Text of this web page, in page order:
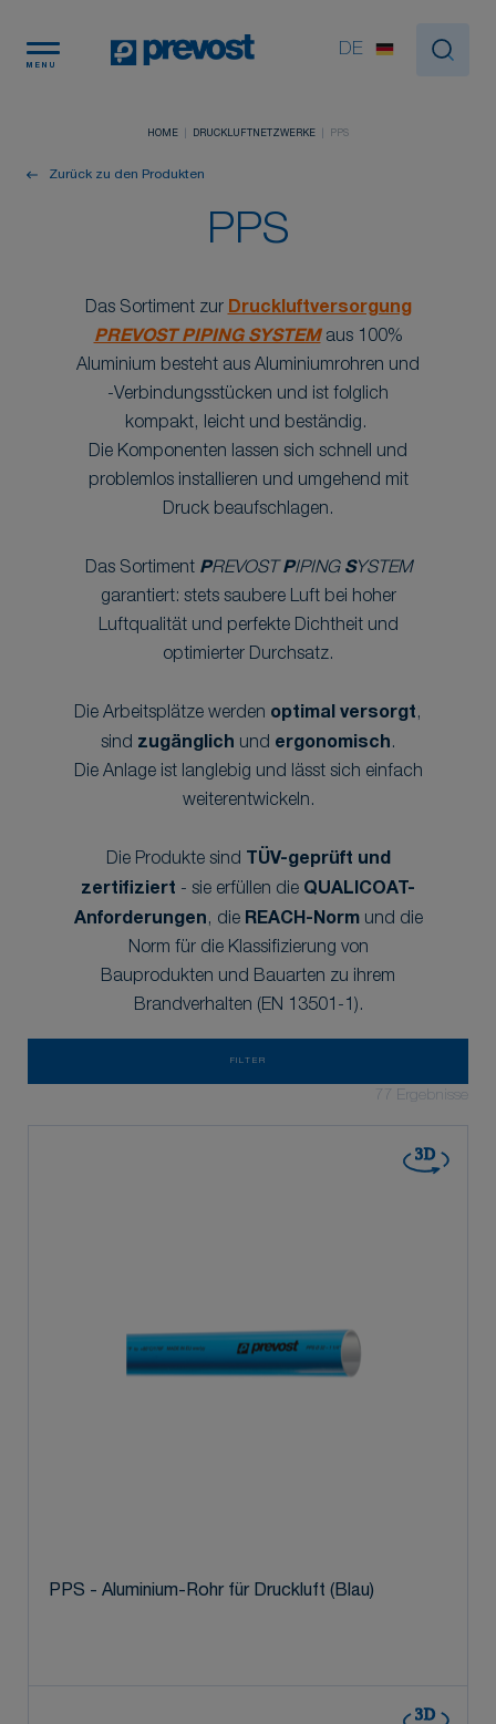
MENU
DE
HOME DRUCKLUFTNETZWERKE PPS
Zurück zu den Produkten
PPS
Das Sortiment zur Druckluftversorgung
PREVOST PIPING SYSTEMaus 100%
Aluminium besteht aus Aluminiumrohren und
-Verbindungsstücken und ist folglich
kompakt, leicht und beständig.
Die Komponenten lassen sich schnell und
problemlos installieren und umgehend mit
Druck beaufschlagen.
Das Sortiment PREVOST PIPING SYSTEM
garantiert: stets saubere Luft bei hoher
Luftqualität und perfekte Dichtheit und
optimierter Durchsatz.
Die Arbeitsplätze werden optimal versorgt ,
sind zugänglich und ergonomisch .
Die Anlage ist langlebig und lässt sich einfach
weiterentwickeln.
Die Produkte sind
TÜV-geprüft und
zertifiziert - sie erfüllen die QUALICOAT-
Anforderungen , die REACH-Normund die
Norm für die Klassifizierung von
Bauprodukten und Bauarten zu ihrem
Brandverhalten (EN 13501-1).
FILTER
77 Ergebnisse
PPS - Aluminium-Rohr für Druckluft (Blau)
3D
3D